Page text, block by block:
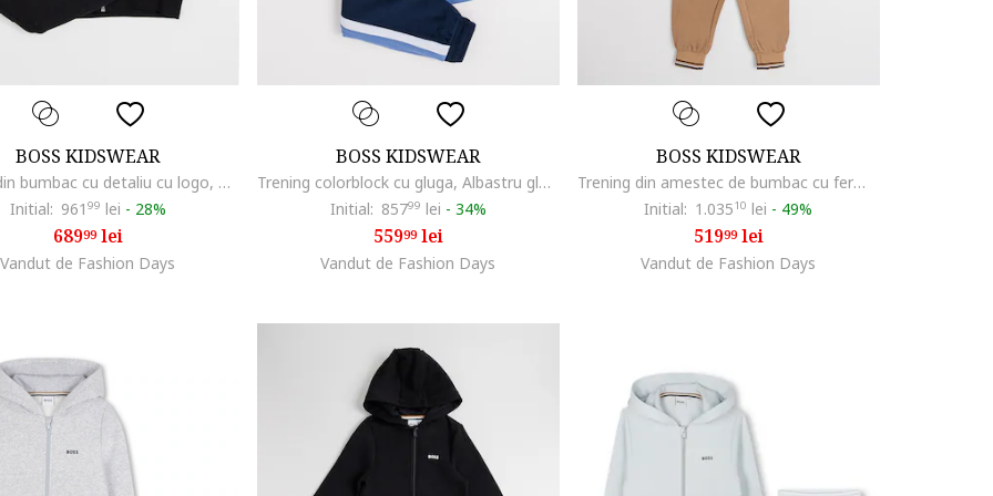
BOSS KIDSWEAR
Trening din bumbac cu detaliu cu logo, Negru
Initial: 961 99 lei - 28%
68999lei
Vandut de Fashion Days
BOSS KIDSWEAR
Trening colorblock cu gluga, Albastru glaciar/Bleumarin
Initial: 85799 lei - 34%
55999lei
Vandut de Fashion Days
BOSS KIDSWEAR
Trening din amestec de bumbac cu fermoar, Maro
Initial: 1.03510 lei - 49%
51999lei
Vandut de Fashion Days